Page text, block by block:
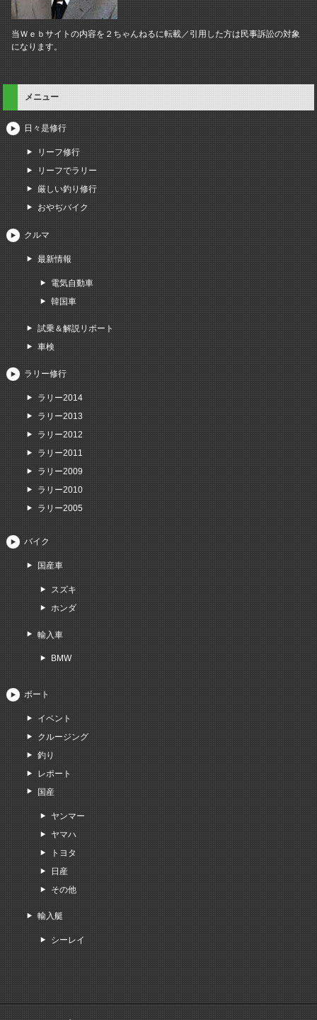
当Ｗｅｂサイトの内容を２ちゃんねるに転載／引用した方は民事訴訟の対象
になります。
メニュー
日々是修行
リーフ修行
リーフでラリー
厳しい釣り修行
おやぢバイク
クルマ
最新情報
電気自動車
韓国車
試乗＆解説リポート
車検
ラリー修行
ラリー2014
ラリー2013
ラリー2012
ラリー2011
ラリー2009
ラリー2010
ラリー2005
バイク
国産車
スズキ
ホンダ
輸入車
BMW
ボート
イベント
クルージング
釣り
レポート
国産
ヤンマー
ヤマハ
トヨタ
日産
その他
輸入艇
シーレイ